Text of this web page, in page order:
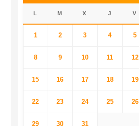
L M X J V
1 2 3 4 5
8 9 10 11 12
15 16 17 18 19
22 23 24 25 26
29 30 31